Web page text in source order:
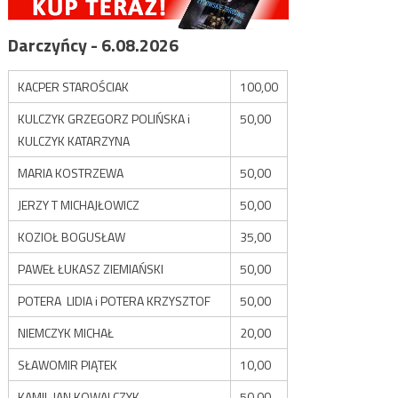
Darczyńcy - 6.08.2026
KACPER STAROŚCIAK
100,00
KULCZYK GRZEGORZ POLIŃSKA i
KULCZYK KATARZYNA
50,00
MARIA KOSTRZEWA
50,00
JERZY T MICHAJŁOWICZ
50,00
KOZIOŁ BOGUSŁAW
35,00
PAWEŁ ŁUKASZ ZIEMIAŃSKI
50,00
POTERA LIDIA i POTERA KRZYSZTOF
50,00
NIEMCZYK MICHAŁ
20,00
SŁAWOMIR PIĄTEK
10,00